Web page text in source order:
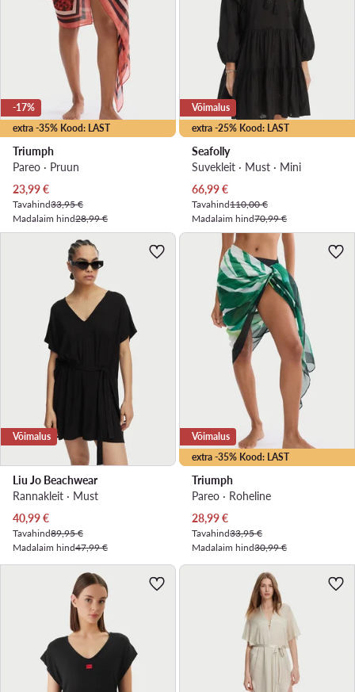
extra -35% Kood: LAST
-17%
Triumph
Pareo · Pruun
Praegune hind
23,99€
Tavahind33,95 €
Madalaim hind28,99 €
extra -25% Kood: LAST
Võimalus
Seafolly
Suvekleit · Must · Mini
Praegune hind
66,99€
Tavahind110,00 €
Madalaim hind70,99 €
Võimalus
Liu Jo Beachwear
Rannakleit · Must
Praegune hind
40,99€
Tavahind89,95 €
Madalaim hind47,99 €
extra -35% Kood: LAST
Võimalus
Triumph
Pareo · Roheline
Praegune hind
28,99€
Tavahind33,95 €
Madalaim hind30,99 €